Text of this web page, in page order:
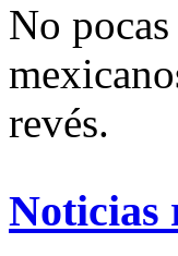
No
revés.
Noticias